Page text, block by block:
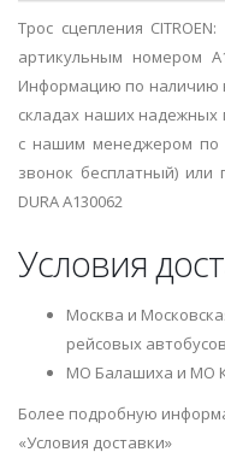
Трос сцепления CITROEN:
артикульным номером
Информацию по наличию
складах наших надежных
с нашим менеджером по
звонок бесплатный) или
DURA A130062
Условия
Москва и
рейсовых
МО Балашиха и МО
Более подробную
«Условия доставки»